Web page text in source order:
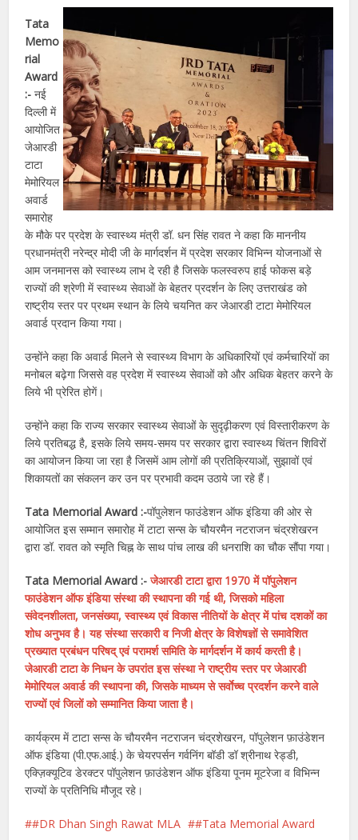
Tata
Memo
rial
Award
:- नई
दिल्ली में
आयोजित
जेआरडी
टाटा
मेमोरियल
अवार्ड
समारोह
के मौके पर प्रदेश के स्वास्थ्य मंत्री डॉ. धन सिंह रावत ने कहा कि माननीय
प्रधानमंत्री नरेन्द्र मोदी जी के मार्गदर्शन में प्रदेश सरकार विभिन्न योजनाओं से
आम जनमानस को स्वास्थ्य लाभ दे रही है जिसके फलस्वरुप हाई फोकस बड़े
राज्यों की श्रेणी में स्वास्थ्य सेवाओं के बेहतर प्रदर्शन के लिए उत्तराखंड को
राष्ट्रीय स्तर पर प्रथम स्थान के लिये चयनित कर जेआरडी टाटा मेमोरियल
अवार्ड प्रदान किया गया।
उन्होंने कहा कि अवार्ड मिलने से स्वास्थ्य विभाग के अधिकारियों एवं कर्मचारियों का
मनोबल बढ़ेगा जिससे वह प्रदेश में स्वास्थ्य सेवाओं को और अधिक बेहतर करने के
लिये भी प्रेरित होगें।
उन्होंने कहा कि राज्य सरकार स्वास्थ्य सेवाओं के सुदृढ़ीकरण एवं विस्तारीकरण के
लिये प्रतिबद्ध है, इसके लिये समय-समय पर सरकार द्वारा स्वास्थ्य चिंतन शिविरों
का आयोजन किया जा रहा है जिसमें आम लोगों की प्रतिक्रियाओं, सुझावों एवं
शिकायतों का संकलन कर उन पर प्रभावी कदम उठाये जा रहे हैं।
Tata Memorial Award :-पॉपुलेशन फाउंडेशन ऑफ इंडिया की ओर से
आयोजित इस सम्मान समारोह में टाटा सन्स के चौयरमैन नटराजन चंद्रशेखरन
द्वारा डॉ. रावत को स्मृति चिह्न के साथ पांच लाख की धनराशि का चौक सौंपा गया।
Tata Memorial Award :- जेआरडी टाटा द्वारा 1970 में पॉपुलेशन
फाउंडेशन ऑफ इंडिया संस्था की स्थापना की गई थी, जिसको महिला
संवेदनशीलता, जनसंख्या, स्वास्थ्य एवं विकास नीतियों के क्षेत्र में पांच दशकों का
शोध अनुभव है। यह संस्था सरकारी व निजी क्षेत्र के विशेषज्ञों से समावेशित
प्रख्यात प्रबंधन परिषद् एवं परामर्श समिति के मार्गदर्शन में कार्य करती है।
जेआरडी टाटा के निधन के उपरांत इस संस्था ने राष्ट्रीय स्तर पर जेआरडी
मेमोरियल अवार्ड की स्थापना की, जिसके माध्यम से सर्वाेच्च प्रदर्शन करने वाले
राज्यों एवं जिलों को सम्मानित किया जाता है।
कार्यक्रम में टाटा सन्स के चौयरमैन नटराजन चंद्रशेखरन, पॉपुलेशन फ़ाउंडेशन
ऑफ इंडिया (पी.एफ.आई.) के चेयरपर्सन गर्वनिंग बॉडी डॉ श्रीनाथ रेड्डी,
एक्ज़िक्यूटिव डेरक्टर पॉपुलेशन फ़ाउंडेशन ऑफ इंडिया पूनम मूटरेजा व विभिन्न
राज्यों के प्रतिनिधि मौजूद रहे।
#DR Dhan Singh Rawat MLA #Tata Memorial Award